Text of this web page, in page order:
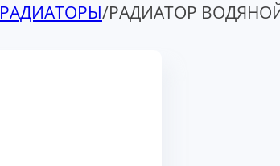
РАДИАТОРЫ/РАДИАТОР ВОДЯНОЙ